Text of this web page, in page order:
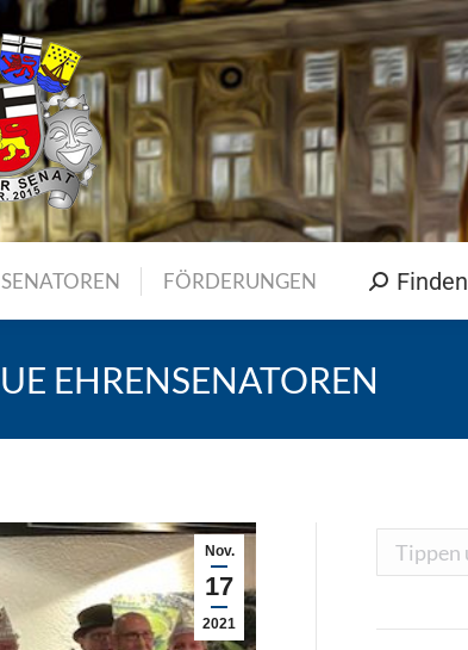
FÖRDERUNGEN Search:
Finden
EHRENSENATOREN
Nov.
17
2021
Search: